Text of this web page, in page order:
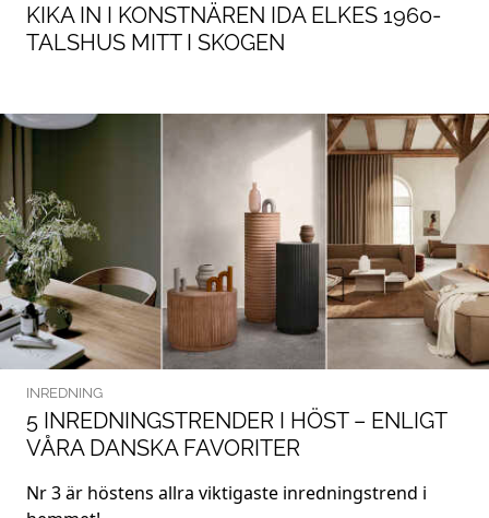
KIKA IN I KONSTNÄREN IDA ELKES 1960-
TALSHUS MITT I SKOGEN
INREDNING
5 INREDNINGSTRENDER I HÖST – ENLIGT
VÅRA DANSKA FAVORITER
Nr 3 är höstens allra viktigaste inredningstrend i